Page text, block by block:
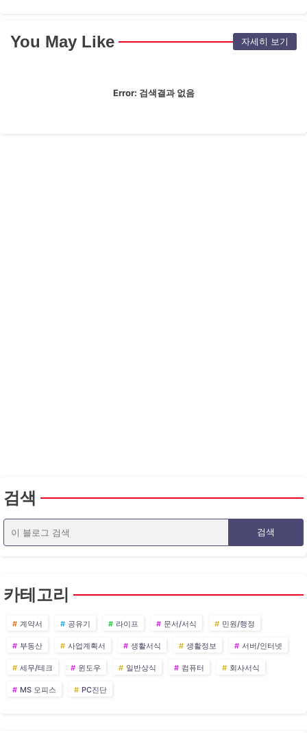
You May Like 자세히 보기
Error: 검색결과 없음
검색
카테고리
계약서 공유기 라이프 문서/서식 민원/행정
부동산 사업계획서 생활서식 생활정보 서버/인터넷
세무/테크 윈도우 일반상식 컴퓨터 회사서식
MS 오피스 PC진단